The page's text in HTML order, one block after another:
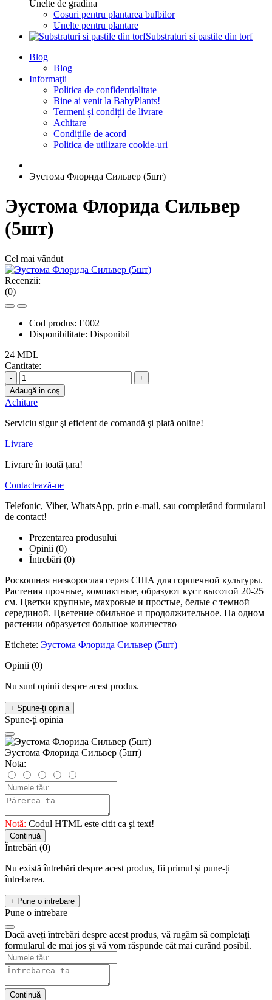
Unelte de gradina
Cosuri pentru plantarea bulbilor
Unelte pentru plantare
Substraturi si pastile din torf
Blog
Blog
Informaţii
Politica de confidențialitate
Bine ai venit la BabyPlants!
Termeni și condiții de livrare
Achitare
Condițiile de acord
Politica de utilizare cookie-uri
Эустома Флорида Сильвер (5шт)
Эустома Флорида Сильвер
(5шт)
Cel mai vândut
Recenzii:
(0)
Cod produs: E002
Disponibilitate: Disponibil
24 MDL
Cantitate:
-
+
Adaugă in coş
Achitare
Serviciu sigur şi eficient de comandă şi plată online!
Livrare
Livrare în toată țara!
Contactează-ne
Telefonic, Viber, WhatsApp, prin e-mail, sau completând formularul
de contact!
Prezentarea produsului
Opinii (0)
Întrebări (0)
Роскошная низкорослая серия США для горшечной культуры.
Растения прочные, компактные, образуют куст высотой 20-25
см. Цветки крупные, махровые и простые, белые с темной
серединой. Цветение обильное и продолжительное. На одном
растении образуется большое количество
Etichete: Эустома Флорида Сильвер (5шт)
Opinii (0)
Nu sunt opinii despre acest produs.
+ Spune-ţi opinia
Spune-ţi opinia
Эустома Флорида Сильвер (5шт)
Nota:
Notă: Codul HTML este citit ca şi text!
Continuă
Întrebări (0)
Nu există întrebări despre acest produs, fii primul și pune-ți
întrebarea.
+ Pune o intrebare
Pune o intrebare
Dacă aveți întrebări despre acest produs, vă rugăm să completați
formularul de mai jos și vă vom răspunde cât mai curând posibil.
Continuă